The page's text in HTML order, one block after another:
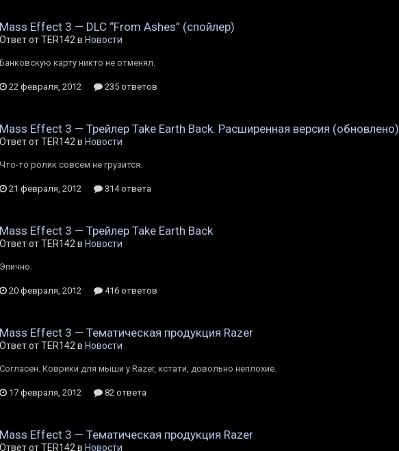
Mass Effect 3 — DLC “From Ashes” (спойлер)
Ответ от TER142 в Новости
Банковскую карту никто не отменял.
22 февраля, 2012 235 ответов
Mass Effect 3 — Трейлер Take Earth Back. Расширенная версия (обновлено)
Ответ от TER142 в Новости
Что-то ролик совсем не грузится.
21 февраля, 2012 314 ответа
Mass Effect 3 — Трейлер Take Earth Back
Ответ от TER142 в Новости
Эпично.
20 февраля, 2012 416 ответов
Mass Effect 3 — Тематическая продукция Razer
Ответ от TER142 в Новости
Согласен. Коврики для мыши у Razer, кстати, довольно неплохие.
17 февраля, 2012 82 ответа
Mass Effect 3 — Тематическая продукция Razer
Ответ от TER142 в Новости